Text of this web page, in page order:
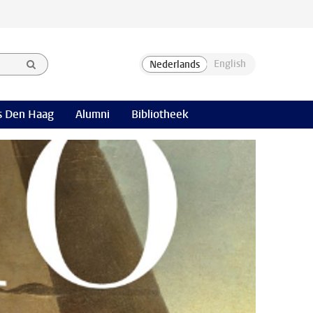
Den Haag Alumni Bibliotheek